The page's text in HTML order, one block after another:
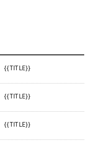
{{TITLE}}
{{TITLE}}
{{TITLE}}